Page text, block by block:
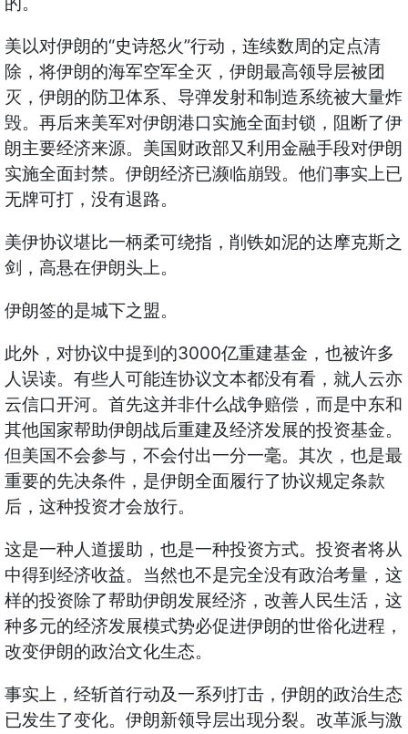
美以对伊朗的“史诗怒火”行动，连续数周的定点清
除，将伊朗的海军空军全灭，伊朗最高领导层被团
灭，伊朗的防卫体系、导弹发射和制造系统被大量炸
毁。再后来美军对伊朗港口实施全面封锁，阻断了伊
朗主要经济来源。美国财政部又利用金融手段对伊朗
实施全面封禁。伊朗经济已濒临崩毁。他们事实上已
无牌可打，没有退路。
美伊协议堪比一柄柔可绕指，削铁如泥的达摩克斯之
剑，高悬在伊朗头上。
伊朗签的是城下之盟。
此外，对协议中提到的3000亿重建基金，也被许多
人误读。有些人可能连协议文本都没有看，就人云亦
云信口开河。首先这并非什么战争赔偿，而是中东和
其他国家帮助伊朗战后重建及经济发展的投资基金。
但美国不会参与，不会付出一分一毫。其次，也是最
重要的先决条件，是伊朗全面履行了协议规定条款
后，这种投资才会放行。
这是一种人道援助，也是一种投资方式。投资者将从
中得到经济收益。当然也不是完全没有政治考量，这
样的投资除了帮助伊朗发展经济，改善人民生活，这
种多元的经济发展模式势必促进伊朗的世俗化进程，
改变伊朗的政治文化生态。
事实上，经斩首行动及一系列打击，伊朗的政治生态
已发生了变化。伊朗新领导层出现分裂。改革派与激